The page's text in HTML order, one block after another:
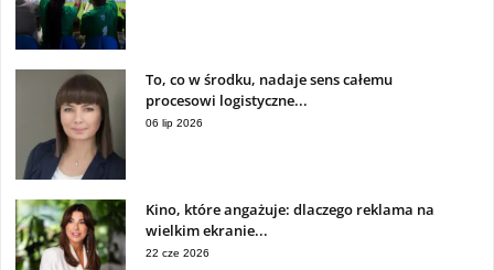
To, co w środku, nadaje sens całemu
procesowi logistyczne...
06 lip 2026
Kino, które angażuje: dlaczego reklama na
wielkim ekranie...
22 cze 2026